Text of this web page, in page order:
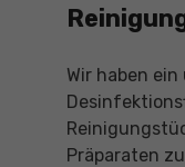
Wir haben
Präparaten